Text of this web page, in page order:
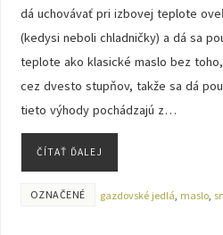
dá uchovávať pri izbovej teplote
(kedysi neboli chladničky) a dá sa
teplote ako klasické maslo bez
cez dvesto stupňov, takže sa dá
tieto výhody pochádzajú z…
ČÍTAŤ ĎALEJ
OZNAČENÉ gazdovské jedlá, maslo,